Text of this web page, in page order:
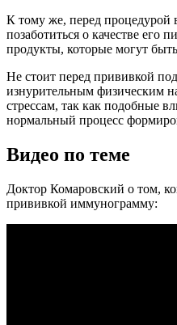
К тому же, перед процедурой
позаботиться о качестве его
продукты, которые могут
Не стоит перед прививкой
изнурительным физическим
стрессам, так как подобные
нормальный процесс
Видео по теме
Доктор Комаровский о том,
прививкой иммунограмму: